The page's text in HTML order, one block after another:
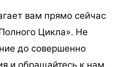
вам прямо сейчас
Цикла». Не
до совершенно
и обращайтесь к нам